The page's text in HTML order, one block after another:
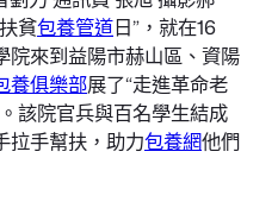
貧包養管道日”，就在16
院來到益陽市赫山區、資陽
養俱樂部展了“走進革命老
該院官兵與百名學生結成
拉手幫扶，助力包養網他們